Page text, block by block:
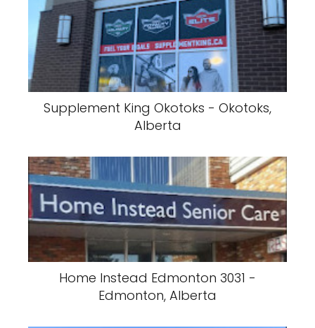
Supplement King Okotoks - Okotoks,
Alberta
Home Instead Edmonton 3031 -
Edmonton, Alberta